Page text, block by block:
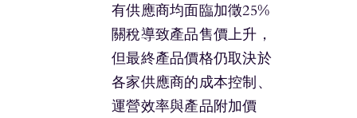
有供應商均面臨加徵25%
關稅導致產品售價上升，
但最終產品價格仍取決於
各家供應商的成本控制、
運營效率與產品附加價